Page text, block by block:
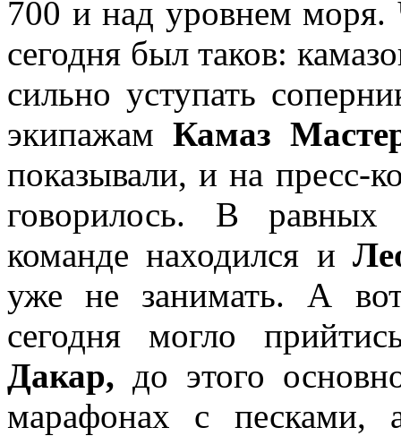
700 и над уровнем моря.
сегодня был таков:
сильно уступать
экипажам Камаз
показывали, и на пресс-
говорилось. В
команде находился и
уже не занимать. А
сегодня могло
Дакар, до этого
марафонах с песками,